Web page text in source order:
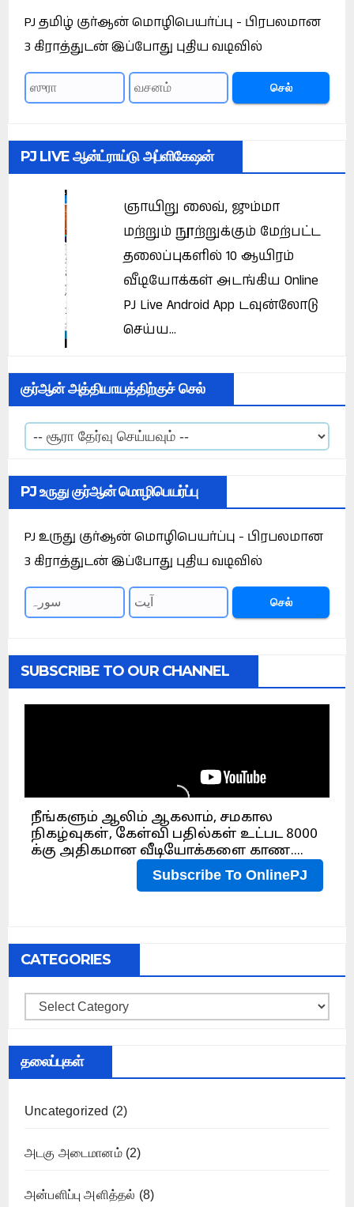
PJ தமிழ் குர்ஆன் மொழிபெயர்ப்பு - பிரபலமான
3 கிராத்துடன் இப்போது புதிய வடிவில்
செல்
PJ LIVE ஆன்ட்ராய்டு அப்ளிகேஷன்
ஞாயிறு லைவ், ஜும்மா
மற்றும் நூற்றுக்கும் மேற்பட்ட
தலைப்புகளில் 10 ஆயிரம்
வீடியோக்கள் அடங்கிய Online
PJ Live Android App டவுன்லோடு
செய்ய...
குர்ஆன் அத்தியாயத்திற்குச் செல்
PJ உருது குர்ஆன் மொழிபெயர்ப்பு
PJ உருது குர்ஆன் மொழிபெயர்ப்பு - பிரபலமான
3 கிராத்துடன் இப்போது புதிய வடிவில்
செல்
SUBSCRIBE TO OUR CHANNEL
CATEGORIES
Categories
தலைப்புகள்
Uncategorized (2)
அடகு அடைமானம்(2)
அன்பளிப்பு அளித்தல் (8)